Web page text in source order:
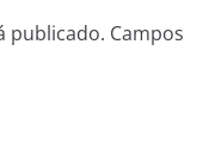
publicado. Campos